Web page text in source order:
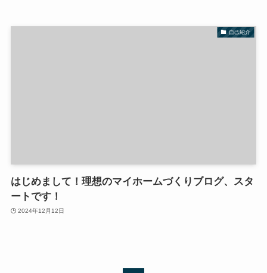
自己紹介
はじめまして！理想のマイホームづくりブログ、スタ
ートです！
2024年12月12日